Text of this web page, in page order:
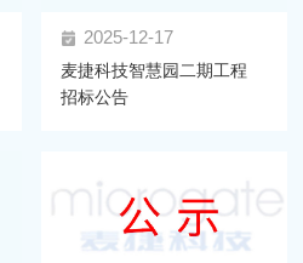
2025-12-17
麦捷科技智慧园二期工程
招标公告